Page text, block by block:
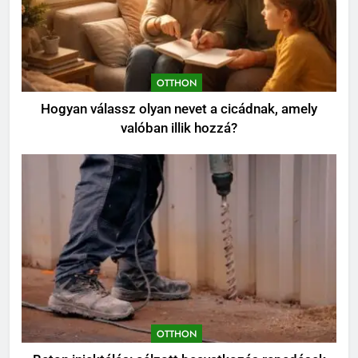
OTTHON
Hogyan válassz olyan nevet a cicádnak, amely
valóban illik hozzá?
OTTHON